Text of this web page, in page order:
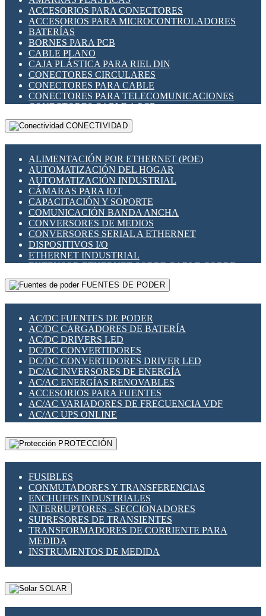
INDICADORES PARA PANEL
INTERFACES DE RELÉ
INTERRUPTORES FIN DE CARRERA
LLAVES CONMUTADORAS
MEDIDORES DE ENERGÍA Y TC'S DE CORRIENTE
MOTORES PASO A PASO
PANTALLAS HMI
PLC -CONTROLADORES LÓGICO PROGRAMABLES
PROGRAMADORES DE HORARIO
RELÉS DE PROTECCIÓN
SENSORES CAPACITIVOS
SENSORES INDUCTIVOS
TEMPORIZADORES
VARIACS
VARIADORES DE FRECUENCIA [VDF]
SECCIONADORES - INTERRUPTORES
MAQUINARIA
ACCESORIOS PARA CONECTORES
ACCESORIOS PARA MICROCONTROLADORES
BATERÍAS
BORNES PARA PCB
CABLE PLANO
CAJA PLÁSTICA PARA RIEL DIN
CONECTORES CIRCULARES
CONECTORES PARA CABLE
CONECTORES PARA TELECOMUNICACIONES
CONECTORES CABLE A PCB
CONECTORES PCB A CABLE
DIP SWITCHES
HERRAMIENTAS VARIAS
ILUMINACIÓN LED
INTERRUPTORES REED
INTERFACES DE RELÉ
OTROS RELÉS
PROTECCIÓN TÉRMICA
RELÉS AUTOMOTRICES
RELÉS DE SEÑAL
RELÉS DE ESTADO SÓLIDO SSR
RELÉS INDUSTRIALES
RELÉS MINIATURA DE POTENCIA
SENSORES MAGNÉTICOS
SWITCH Y MICROSWITCH
TARJETAS PI
UNIÓN Y DERIVACIÓN DE CABLE
CONECTIVIDAD
ALIMENTACIÓN POR ETHERNET (POE)
AUTOMATIZACIÓN DEL HOGAR
AUTOMATIZACIÓN INDUSTRIAL
CÁMARAS PARA IOT
CAPACITACIÓN Y SOPORTE
COMUNICACIÓN BANDA ANCHA
CONVERSORES DE MEDIOS
CONVERSORES SERIAL A ETHERNET
DISPOSITIVOS I/O
ETHERNET INDUSTRIAL
EXTENSOR ETHERNET SOBRE CABLE COBRE
GATEWAY LORAWAN
GESTIÓN DE REDES
PLACAS MODULARES IOT
SWITCHES Y REDES WIFI
SOLUCIONES IOT
SOLUCIONES LORAWAN
SOLUCIONES RED CELULAR
SEGURIDAD PARA REDES
SWITCHES LAN
TELEFONÍA IP (VOIP)
VIGILANCIA IP (CCTV)
MESHTASTIC
FUENTES DE PODER
AC/DC FUENTES DE PODER
AC/DC CARGADORES DE BATERÍA
AC/DC DRIVERS LED
DC/DC CONVERTIDORES
DC/DC CONVERTIDORES DRIVER LED
DC/AC INVERSORES DE ENERGÍA
AC/AC ENERGÍAS RENOVABLES
ACCESORIOS PARA FUENTES
AC/AC VARIADORES DE FRECUENCIA VDF
AC/AC UPS ONLINE
PROTECCIÓN
FUSIBLES
CONMUTADORES Y TRANSFERENCIAS
ENCHUFES INDUSTRIALES
INTERRUPTORES - SECCIONADORES
SUPRESORES DE TRANSIENTES
TRANSFORMADORES DE CORRIENTE PARA
MEDIDA
INSTRUMENTOS DE MEDIDA
SOLAR